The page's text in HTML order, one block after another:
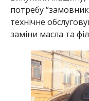
потребу
технічне
заміни масла та